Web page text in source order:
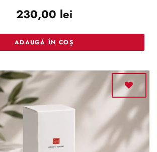
4.55 din 5
230,00 lei
ADAUGĂ ÎN COȘ
Adaugă
la lista
de